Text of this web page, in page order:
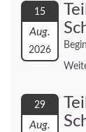
15
Aug.
2026
29
Aug.